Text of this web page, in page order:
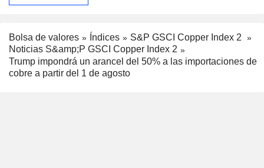
Bolsa de valores Índices
S&P GSCI Copper Index 2
Noticias S&amp;P GSCI Copper Index 2
Trump impondrá un arancel del 50% a las importaciones de
cobre a partir del 1 de agosto